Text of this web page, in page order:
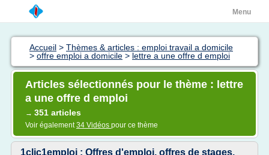
Menu
Accueil > Thèmes & articles : emploi travail a domicile
> offre emploi a domicile > lettre a une offre d emploi
Articles sélectionnés pour le thème : lettre
a une offre d emploi
→ 351 articles
Voir également34 Vidéos pour ce thème
1clic1emploi : Offres d'emploi, offres de stages,